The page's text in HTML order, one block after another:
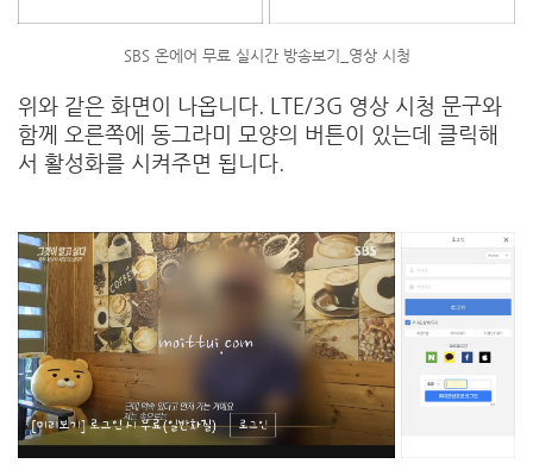
SBS 온에어 무료 실시간 방송보기_영상 시청
위와 같은 화면이 나옵니다. LTE/3G 영상 시청 문구와
함께 오른쪽에 동그라미 모양의 버튼이 있는데 클릭해
서 활성화를 시켜주면 됩니다.